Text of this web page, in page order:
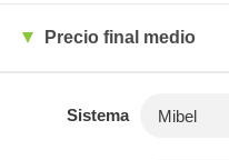
Precio final medio
Sistema